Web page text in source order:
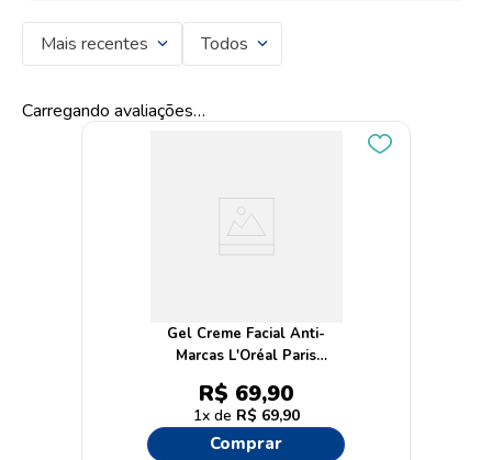
Mais recentes Todos
Carregando avaliações…
Gel Creme Facial Anti-
Marcas L'Oréal Paris
Glycolic Bright Dia FPS30
49g
R$ 69,90
1 R$ 69,90
Comprar